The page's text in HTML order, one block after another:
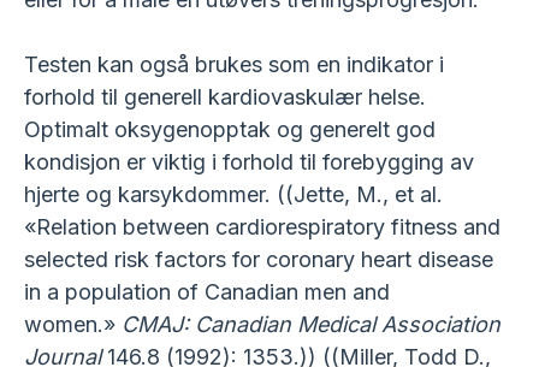
Testen kan også brukes som en indikator i
forhold til generell kardiovaskulær helse.
Optimalt oksygenopptak og generelt god
kondisjon er viktig i forhold til forebygging av
hjerte og karsykdommer. ((Jette, M., et al.
«Relation between cardiorespiratory fitness and
selected risk factors for coronary heart disease
in a population of Canadian men and
women.» CMAJ: Canadian Medical Association
Journal146.8 (1992): 1353.)) ((Miller, Todd D.,